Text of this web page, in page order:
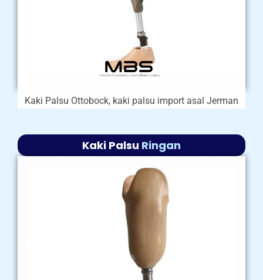
Kaki Palsu Ottobock, kaki palsu import asal Jerman
Kaki Palsu Ringan